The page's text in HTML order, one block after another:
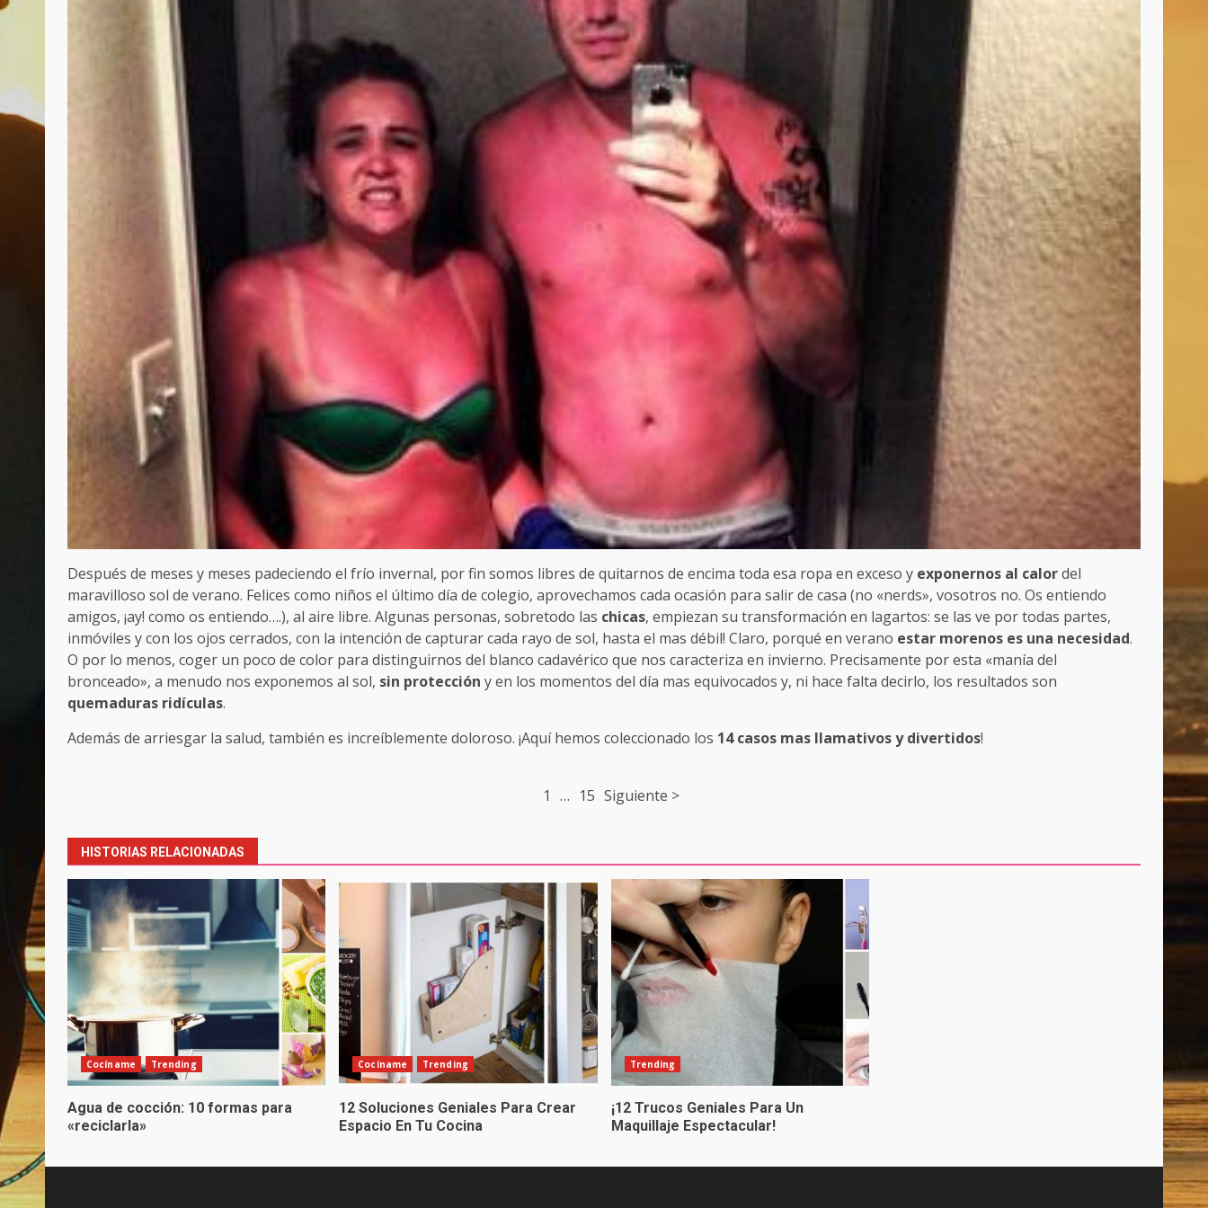
Después de meses y meses padeciendo el frío invernal, por fin somos libres de quitarnos de encima toda esa ropa en exceso y exponernos al calordel
maravilloso sol de verano. Felices como niños el último día de colegio, aprovechamos cada ocasión para salir de casa (no «nerds», vosotros no. Os entiendo
amigos, ¡ay! como os entiendo….), al aire libre. Algunas personas, sobretodo las chicas, empiezan su transformación en lagartos: se las ve por todas partes,
inmóviles y con los ojos cerrados, con la intención de capturar cada rayo de sol, hasta el mas débil! Claro, porqué en verano estar morenos es una necesidad.
O por lo menos, coger un poco de color para distinguirnos del blanco cadavérico que nos caracteriza en invierno. Precisamente por esta «manía del
bronceado», a menudo nos exponemos al sol, sin protección y en los momentos del día mas equivocados y, ni hace falta decirlo, los resultados son
quemaduras ridículas.
Además de arriesgar la salud, también es increíblemente doloroso. ¡Aquí hemos coleccionado los 14 casos mas llamativos y divertidos!
1 … 15 Siguiente >
HISTORIAS RELACIONADAS
Cocíname Trending
Agua de cocción: 10 formas para
«reciclarla»
Cocíname Trending
12 Soluciones Geniales Para Crear
Espacio En Tu Cocina
Trending
¡12 Trucos Geniales Para Un
Maquillaje Espectacular!